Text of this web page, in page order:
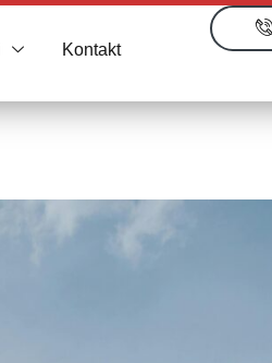
Kontakt